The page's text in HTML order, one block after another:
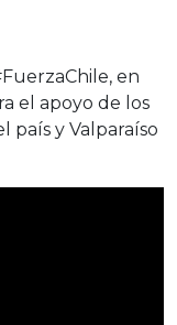
en
el apoyo de los
país y Valparaíso